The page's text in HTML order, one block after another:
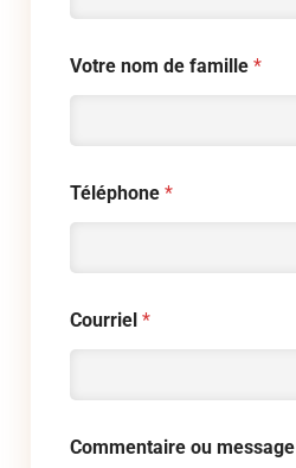
Votre nom de famille *
Téléphone *
Courriel *
Commentaire ou message